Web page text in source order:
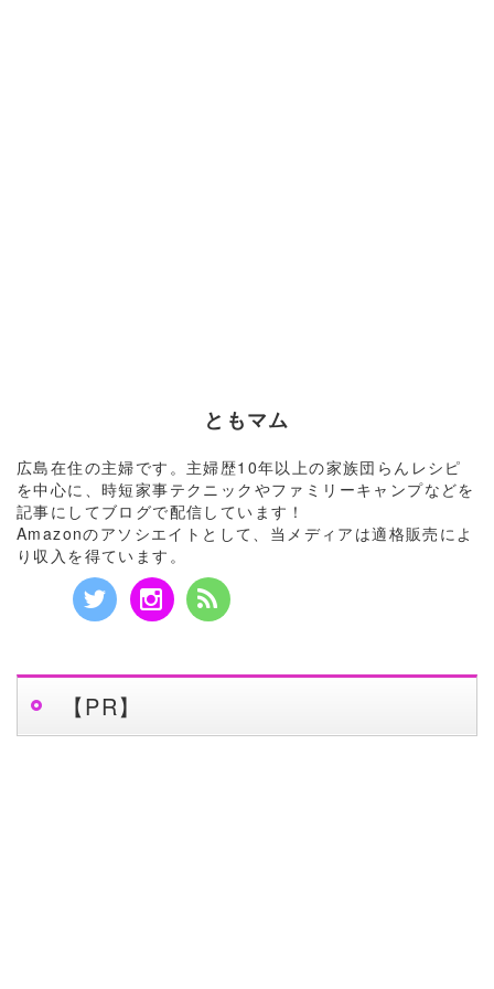
ともマム
広島在住の主婦です。主婦歴10年以上の家族団らんレシピ
を中心に、時短家事テクニックやファミリーキャンプなどを
記事にしてブログで配信しています！
Amazonのアソシエイトとして、当メディアは適格販売によ
り収入を得ています。
【PR】